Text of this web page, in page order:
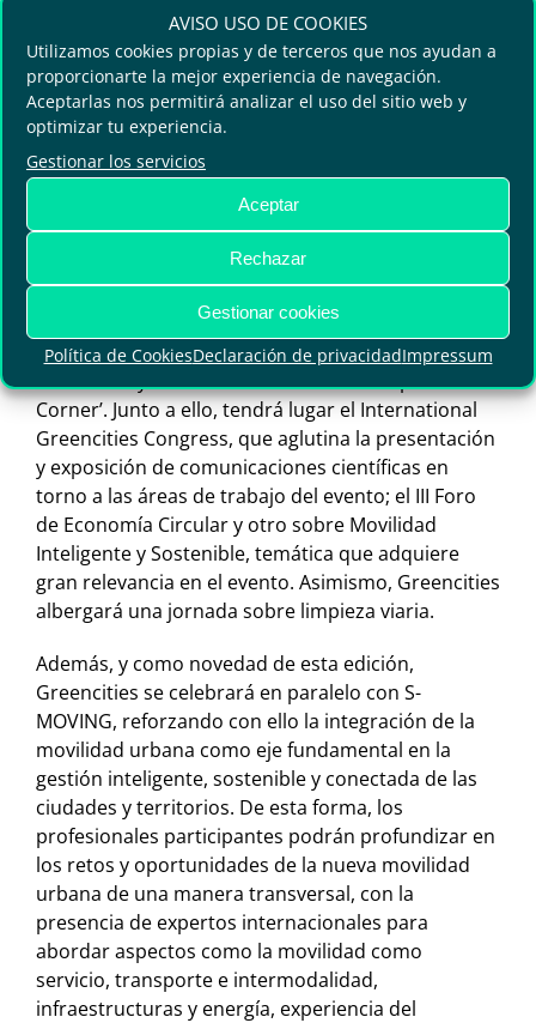
AVISO USO DE COOKIES
Utilizamos cookies propias y de terceros que nos ayudan a
proporcionarte la mejor experiencia de navegación.
Aceptarlas nos permitirá analizar el uso del sitio web y
optimizar tu experiencia.
Gestionar los servicios
Aceptar
Rechazar
Gestionar cookies
Política de CookiesDeclaración de privacidadImpressum
ciberseguridad o la inteligencia artificial-.
Para ello, el encuentro desplegará un especializado
programa de contenidos estructurado en seis
foros diferenciados que analizarán de manera
integral el papel de las ciudades y sus líneas
estratégicas en la consecución de los 17 Objetivos
de Desarrollo Sostenible (ODS) para la Agenda
2030. Así, se profundizará en estos términos desde
un plano más teórico en el espacio ‘Green Point’,
que se complementará con la presentación de
casos de éxito de ciudades y proyectos
internacionales en la zona ‘Smart Lab’ o sobre
soluciones y servicios avanzados en el ‘Speaker
Corner’. Junto a ello, tendrá lugar el International
Greencities Congress, que aglutina la presentación
y exposición de comunicaciones científicas en
torno a las áreas de trabajo del evento; el III Foro
de Economía Circular y otro sobre Movilidad
Inteligente y Sostenible, temática que adquiere
gran relevancia en el evento. Asimismo, Greencities
albergará una jornada sobre limpieza viaria.
Además, y como novedad de esta edición,
Greencities se celebrará en paralelo con S-
MOVING, reforzando con ello la integración de la
movilidad urbana como eje fundamental en la
gestión inteligente, sostenible y conectada de las
ciudades y territorios. De esta forma, los
profesionales participantes podrán profundizar en
los retos y oportunidades de la nueva movilidad
urbana de una manera transversal, con la
presencia de expertos internacionales para
abordar aspectos como la movilidad como
servicio, transporte e intermodalidad,
infraestructuras y energía, experiencia del